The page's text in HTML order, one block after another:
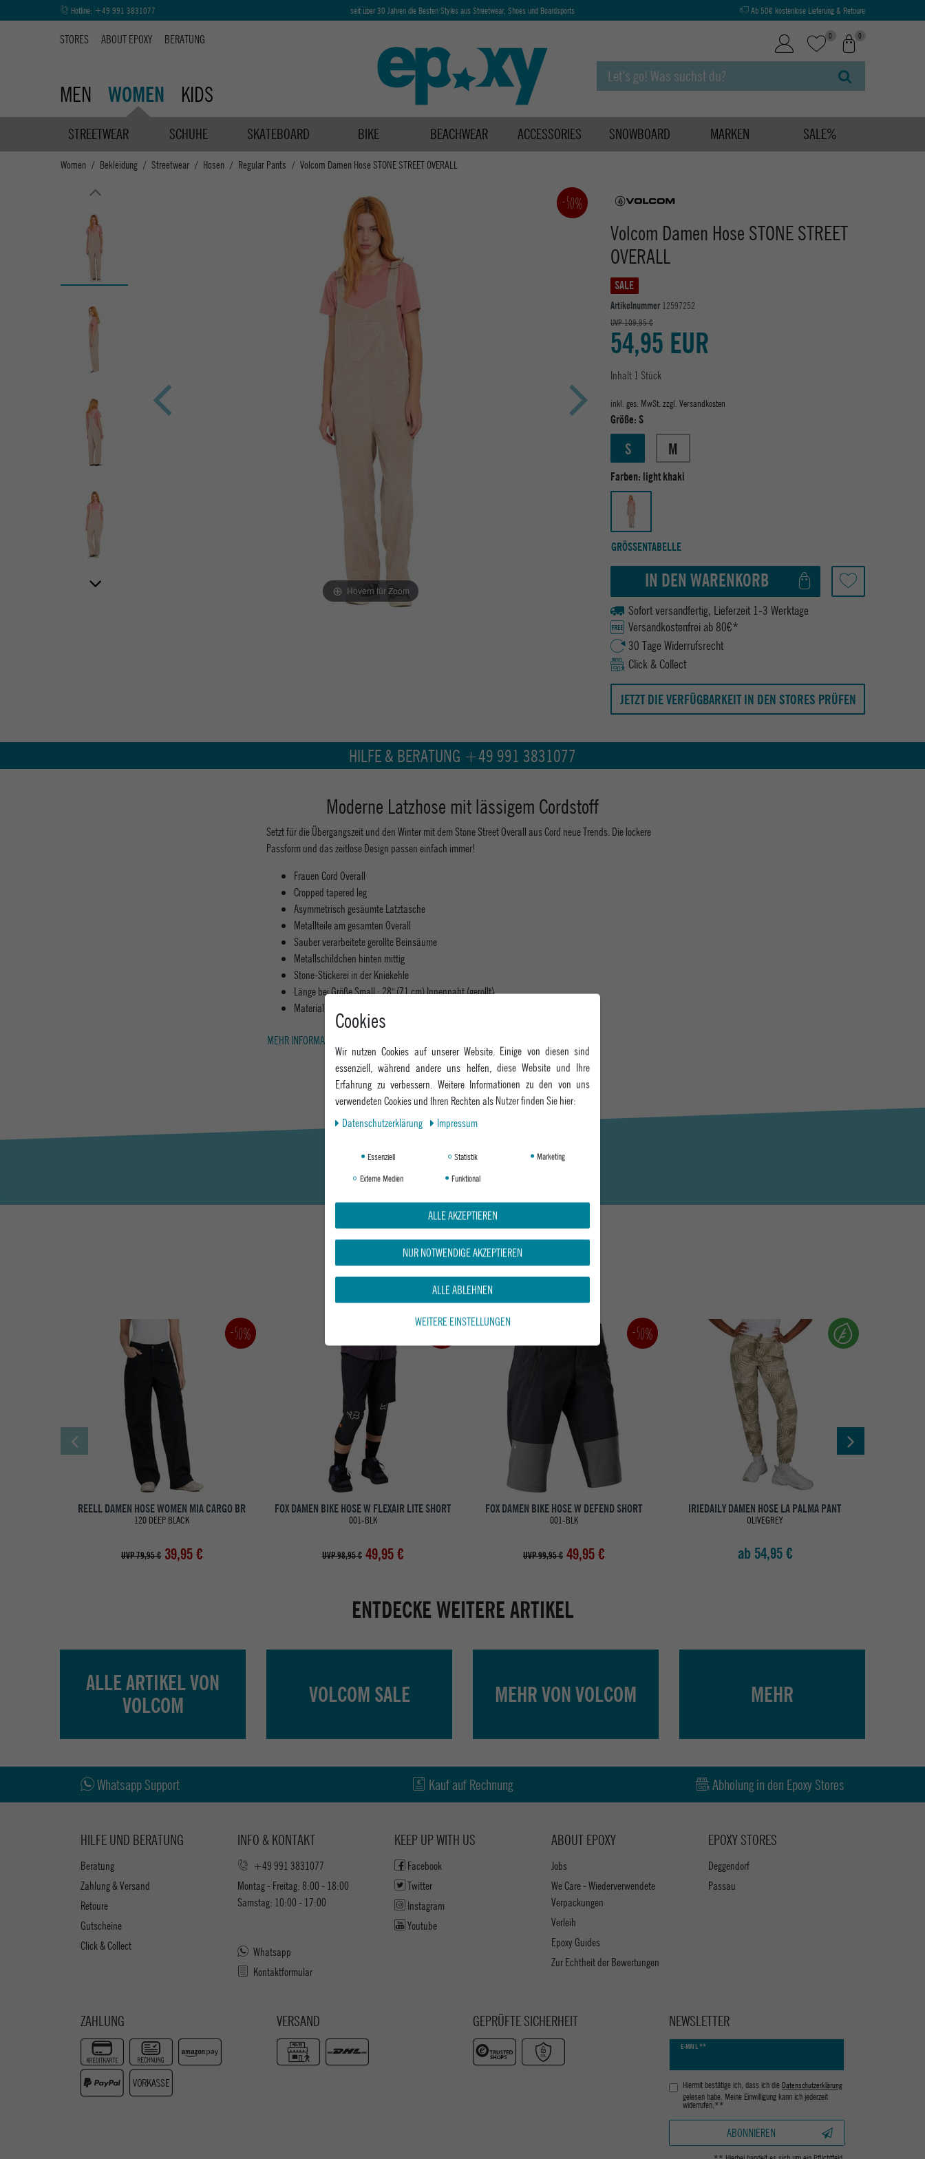
Hotline: +49 991 3831077 seit über 30 Jahren die Besten Styles aus Streetwear, Shoes und Boardsports Ab 50€ kostenlose Lieferung & Retoure
STORES ABOUT EPOXY BERATUNG
MEN WOMEN KIDS
0 0
STREETWEAR SCHUHE SKATEBOARD BIKE BEACHWEAR ACCESSORIES SNOWBOARD MARKEN SALE%
Women Bekleidung Streetwear Hosen Regular Pants Volcom Damen Hose STONE STREET OVERALL
Hovern für Zoom
-50%
Volcom Damen Hose STONE STREET
OVERALL
SALE
Artikelnummer12597252
UVP 109,95 €
54,95 EUR
Inhalt1Stück
inkl. ges. MwSt. zzgl. Versandkosten
Größe:S
S M
Farben: light khaki
GRÖSSENTABELLE
IN DEN WARENKORB
Sofort versandfertig, Lieferzeit 1-3 Werktage
Versandkostenfrei ab 80€*
30 Tage Widerrufsrecht
Click & Collect
JETZT DIE VERFÜGBARKEIT IN DEN STORES PRÜFEN
HILFE & BERATUNG +49 991 3831077
Moderne Latzhose mit lässigem Cordstoff
Setzt für die Übergangszeit und den Winter mit dem Stone Street Overall aus Cord neue Trends. Die lockere
Passform und das zeitlose Design passen einfach immer!
Frauen Cord Overall
Cropped tapered leg
Asymmetrisch gesäumte Latztasche
Metallteile am gesamten Overall
Sauber verarbeitete gerollte Beinsäume
Metallschildchen hinten mittig
Stone-Stickerei in der Kniekehle
Länge bei Größe Small : 28" (71 cm) Innennaht (gerollt)
Material: 100% Baumwolle
MEHR INFORMATIONEN ZUM EU VERANTWORTLICHEN »
DAS KÖNNTE DIR AUCH GEFALLEN
-50%
REELL DAMEN HOSE WOMEN MIA CARGO BR
120 DEEP BLACK
UVP 79,95 € 39,95 €
FOX DAMEN BIKE HOSE W FLEXAIR LITE SHORT
001-BLK
UVP 98,95 € 49,95 €
-50%
FOX DAMEN BIKE HOSE W DEFEND SHORT
001-BLK
UVP 99,95 € 49,95 €
IRIEDAILY DAMEN HOSE LA PALMA PANT
OLIVEGREY
ab 54,95 €
ENTDECKE WEITERE ARTIKEL
ALLE ARTIKEL VON
VOLCOM
VOLCOM SALE MEHR VON VOLCOM MEHR
Whatsapp Support Kauf auf Rechnung Abholung in den Epoxy Stores
HILFE UND BERATUNG
Beratung
Zahlung & Versand
Retoure
Gutscheine
Click & Collect
INFO & KONTAKT
+49 991 3831077
Montag - Freitag: 8:00 - 18:00
Samstag: 10:00 - 17:00
Whatsapp
Kontaktformular
ABOUT EPOXY
Jobs
We Care - Wiederverwendete
Verpackungen
Verleih
Epoxy Guides
Zur Echtheit der Bewertungen
EPOXY STORES
Deggendorf
Passau
KEEP UP WITH US
Facebook
Twitter
Instagram
Youtube
ZAHLUNG VERSAND GEPRÜFTE SICHERHEIT NEWSLETTER
E-MAIL **
Newsletter
Hiermit bestätige ich, dass ich die Daten­schutz­erklärung
gelesen habe. Meine Einwilligung kann ich jederzeit
widerrufen.**
ABONNIEREN
Cookies
Wir nutzen Cookies auf unserer Website. Einige von diesen sind
essenziell, während andere uns helfen, diese Website und Ihre
Erfahrung zu verbessern. Weitere Informationen zu den von uns
verwendeten Cookies und Ihren Rechten als Nutzer finden Sie hier:
Daten­schutz­erklärung
Impressum
Essenziell Statistik
Marketing
Externe Medien
Funktional
ALLE AKZEPTIEREN
NUR NOTWENDIGE AKZEPTIEREN
ALLE ABLEHNEN
WEITERE EINSTELLUNGEN